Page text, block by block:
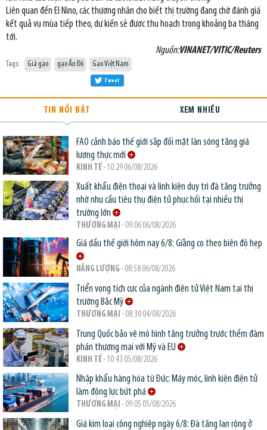
Liên quan đến El Nino, các thương nhân cho biết thị trường đang chờ đánh giá
kết quả vụ mùa tiếp theo, dự kiến sẽ được thu hoạch trong khoảng ba tháng
tới.
Nguồn:VINANET/VITIC/Reuters
Tags: Giá gạo gạo Ấn Độ Gạo Việt Nam
Tweet
TIN NỔI BẬT XEM NHIỀU
FAO cảnh báo thế giới sắp đối mặt làn sóng tăng giá
lương thực mới
KINH TẾ- 10:29 06/08/2026
Xuất khẩu điện thoại và linh kiện duy trì đà tăng trưởng
nhờ nhu cầu tiêu thụ điện tử phục hồi tại nhiều thị
trường lớn
THƯƠNG MẠI - 09:06 06/08/2026
Giá dầu thế giới hôm nay 6/8: Giằng co theo biên độ hẹp
NĂNG LƯỢNG - 08:58 06/08/2026
Triển vọng tích cực của ngành điện tử Việt Nam tại thị
trường Bắc Mỹ
THƯƠNG MẠI - 08:30 04/08/2026
Trung Quốc bảo vệ mô hình tăng trưởng trước thềm đàm
phán thương mại với Mỹ và EU
KINH TẾ- 10:43 05/08/2026
Nhập khẩu hàng hóa từ Đức: Máy móc, linh kiện điện tử
làm động lực bứt phá
THƯƠNG MẠI - 09:05 05/08/2026
Giá kim loại công nghiệp ngày 6/8: Đà tăng lan rộng ở